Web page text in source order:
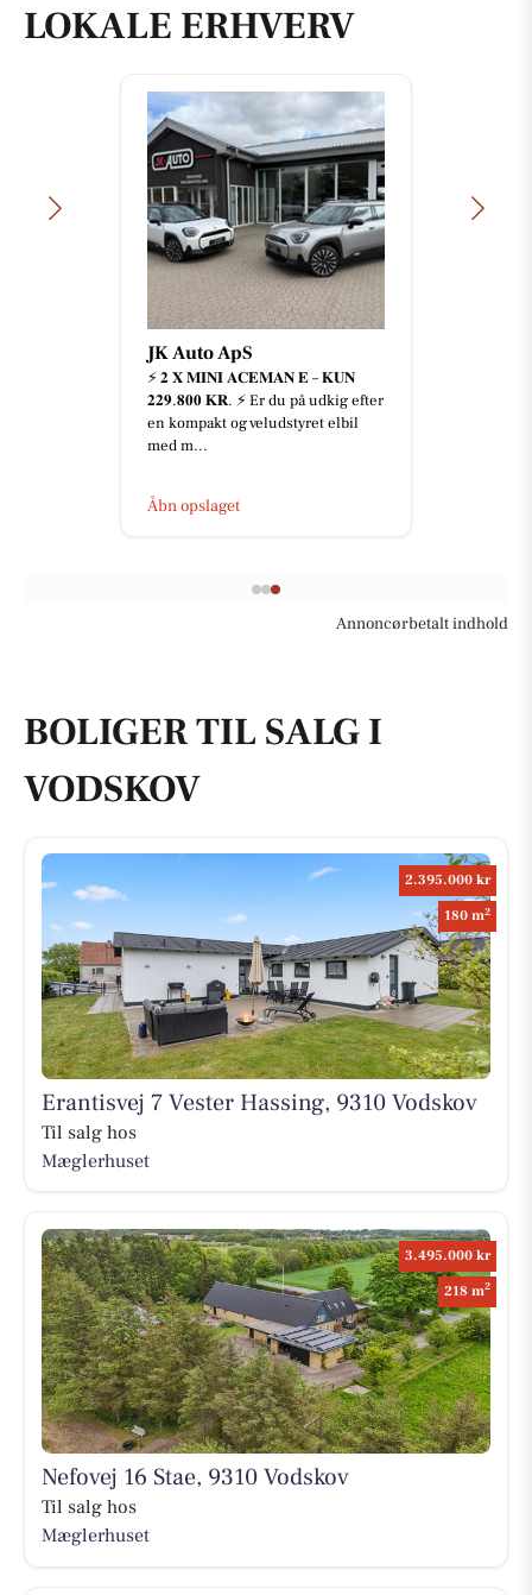
LOKALE ERHVERV
JK Auto ApS
⚡️ 𝟐 𝐗 𝐌𝐈𝐍𝐈 𝐀𝐂𝐄𝐌𝐀𝐍 𝐄 – 𝐊𝐔𝐍
𝟐𝟐𝟗.𝟖𝟎𝟎 𝐊𝐑. ⚡️ Er du på udkig efter
en kompakt og veludstyret elbil
med m...
Åbn opslaget
Annoncørbetalt indhold
BOLIGER TIL SALG I
VODSKOV
2.395.000 kr
180 m2
Erantisvej 7 Vester Hassing, 9310 Vodskov
Til salg hos
Mæglerhuset
3.495.000 kr
218 m2
Nefovej 16 Stae, 9310 Vodskov
Til salg hos
Mæglerhuset